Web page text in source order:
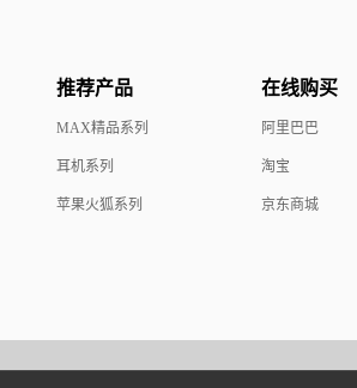
推荐产品
MAX精品系列
耳机系列
苹果火狐系列
在线购买
阿里巴巴
淘宝
京东商城